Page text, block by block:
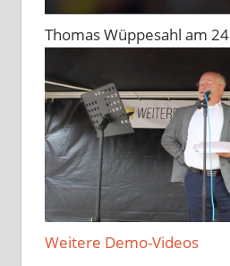
Thomas Wüppesahl am
Weitere Demo-Videos